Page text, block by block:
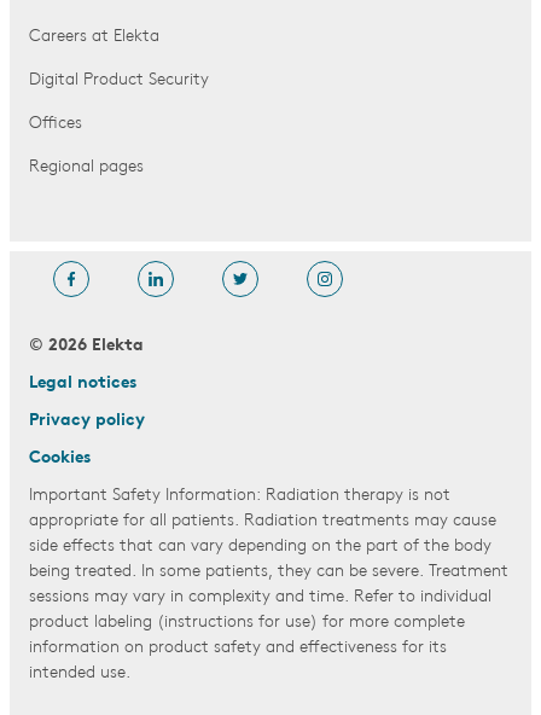
Careers at Elekta
Digital Product Security
Offices
Regional pages
© 2026 Elekta
Legal notices
Privacy policy
Cookies
Important Safety Information: Radiation therapy is not
appropriate for all patients. Radiation treatments may cause
side effects that can vary depending on the part of the body
being treated. In some patients, they can be severe. Treatment
sessions may vary in complexity and time. Refer to individual
product labeling (instructions for use) for more complete
information on product safety and effectiveness for its
intended use.